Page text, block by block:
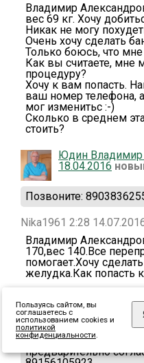
Владимир
вес 69 кг. Хочу
Никак не могу
Очень хочу сделать
Только боюсь, что мне
Как вы считаете, мне
процедуру?
Хочу к вам попасть.
ваш номер телефона,
мог изменитьс :-)
Сколько в среднем
стоить?
Юдин Владимир
18.04.2016
Позвоните:
Nika1961 2:28
Владимир
170,вес 140.Все
помогает.Хочу
желудка.Как попасть
Юдин
22.07.2016
Здравствуйте. Время
предварительно
Пользуясь сайтом, вы
соглашаетесь с
использованием cookies и
политикой
конфиденциальности.